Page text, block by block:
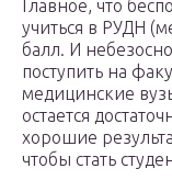
Главное, что
учиться в РУДН
балл. И
поступить на
медицинские
остается
хорошие
чтобы стать